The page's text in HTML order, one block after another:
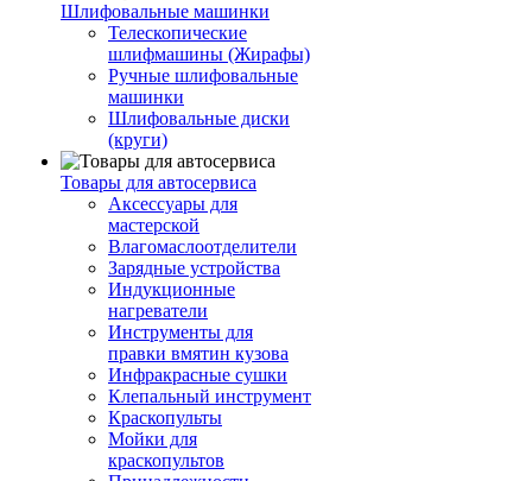
Шлифовальные машинки
Телескопические
шлифмашины (Жирафы)
Ручные шлифовальные
машинки
Шлифовальные диски
(круги)
Товары для автосервиса
Аксессуары для
мастерской
Влагомаслоотделители
Зарядные устройства
Индукционные
нагреватели
Инструменты для
правки вмятин кузова
Инфракрасные сушки
Клепальный инструмент
Краскопульты
Мойки для
краскопультов